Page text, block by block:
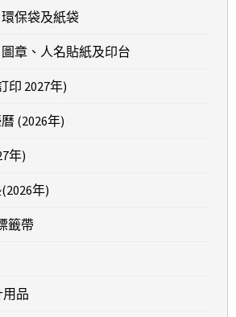
保袋及紙袋
章、人名貼紙及印台
印 2027年)
(2026年)
年)
年)
籤帶
品